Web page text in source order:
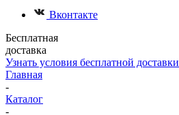
Вконтакте
Бесплатная
доставка
Узнать условия бесплатной доставки
Главная
-
Каталог
-